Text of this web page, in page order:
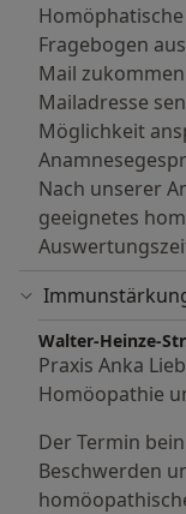
Fragebogen
Mail
Mailadresse
Möglichkeit
Nach unserer
geeignetes
Walter-Heinze-
Praxis Anka
Homöopathie
Der Termin
Beschwerden